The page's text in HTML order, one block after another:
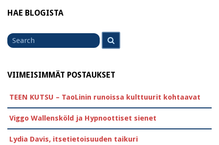
HAE BLOGISTA
Search
for
VIIMEISIMMÄT POSTAUKSET
TEEN KUTSU – TaoLinin runoissa kulttuurit kohtaavat
Viggo Wallensköld ja Hypnoottiset sienet
Lydia Davis, itsetietoisuuden taikuri